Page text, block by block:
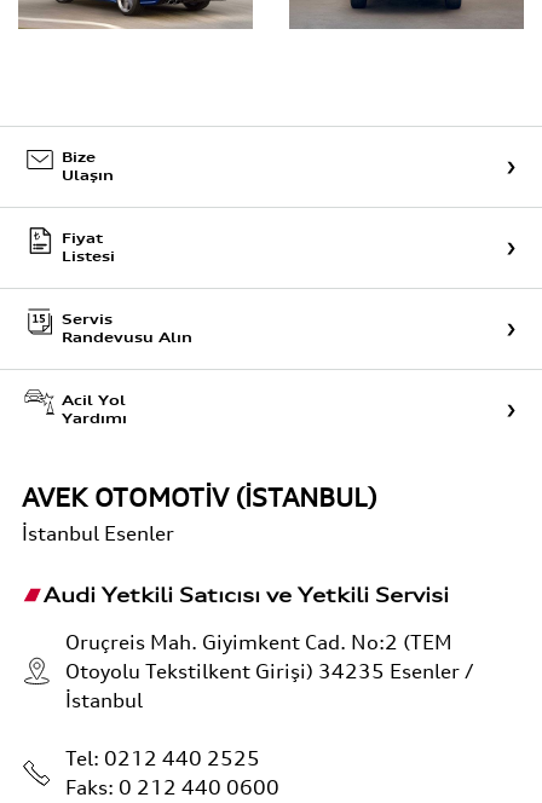
Bize
Ulaşın
Fiyat
Listesi
Servis
Randevusu Alın
Acil Yol
Yardımı
AVEK OTOMOTİV (İSTANBUL)
İstanbul Esenler
Audi Yetkili Satıcısı ve Yetkili Servisi
Oruçreis Mah. Giyimkent Cad. No:2 (TEM
Otoyolu Tekstilkent Girişi) 34235 Esenler /
İstanbul
Tel: 0212 440 2525
Faks: 0 212 440 0600